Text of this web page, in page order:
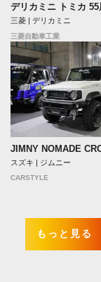
デリカミニ トミカ
三菱 | デリカミニ
三菱自動車工業
JIMNY NOMADE
スズキ | ジムニー
CARSTYLE
もっと見る